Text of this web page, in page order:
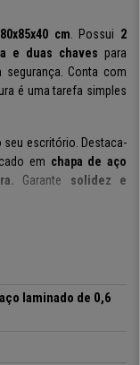
cm . Possui 2
e duas chavespara
Conta com
é uma tarefa simples
seu escritório. Destaca-
em chapa de aço
Garante solidez e
laminado de 0,6